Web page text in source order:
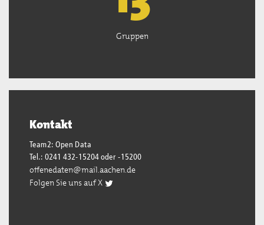
Gruppen
Kontakt
Team2: Open Data
Tel.: 0241 432-15204 oder -15200
offenedaten@mail.aachen.de
Folgen Sie uns auf X